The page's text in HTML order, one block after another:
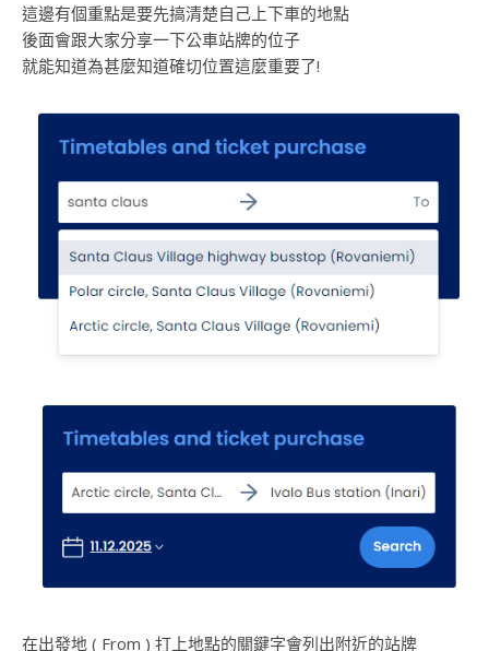
這邊有個重點是要先搞清楚自己上下車的地點
後面會跟大家分享一下公車站牌的位子
就能知道為甚麼知道確切位置這麼重要了!
在出發地 ( From ) 打上地點的關鍵字會列出附近的站牌